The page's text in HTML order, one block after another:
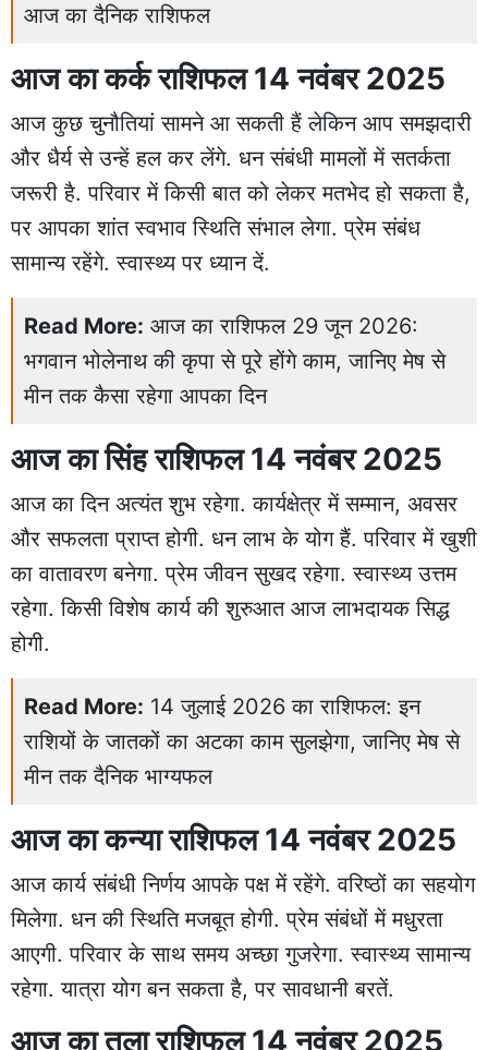
आज का दैनिक राशिफल
आज का कर्क राशिफल 14 नवंबर 2025
आज कुछ चुनौतियां सामने आ सकती हैं लेकिन आप समझदारी
और धैर्य से उन्हें हल कर लेंगे. धन संबंधी मामलों में सतर्कता
जरूरी है. परिवार में किसी बात को लेकर मतभेद हो सकता है,
पर आपका शांत स्वभाव स्थिति संभाल लेगा. प्रेम संबंध
सामान्य रहेंगे. स्वास्थ्य पर ध्यान दें.
Read More: आज का राशिफल 29 जून 2026:
भगवान भोलेनाथ की कृपा से पूरे होंगे काम, जानिए मेष से
मीन तक कैसा रहेगा आपका दिन
आज का सिंह राशिफल 14 नवंबर 2025
आज का दिन अत्यंत शुभ रहेगा. कार्यक्षेत्र में सम्मान, अवसर
और सफलता प्राप्त होगी. धन लाभ के योग हैं. परिवार में खुशी
का वातावरण बनेगा. प्रेम जीवन सुखद रहेगा. स्वास्थ्य उत्तम
रहेगा. किसी विशेष कार्य की शुरुआत आज लाभदायक सिद्ध
होगी.
Read More: 14 जुलाई 2026 का राशिफल: इन
राशियों के जातकों का अटका काम सुलझेगा, जानिए मेष से
मीन तक दैनिक भाग्यफल
आज का कन्या राशिफल 14 नवंबर 2025
आज कार्य संबंधी निर्णय आपके पक्ष में रहेंगे. वरिष्ठों का सहयोग
मिलेगा. धन की स्थिति मजबूत होगी. प्रेम संबंधों में मधुरता
आएगी. परिवार के साथ समय अच्छा गुजरेगा. स्वास्थ्य सामान्य
रहेगा. यात्रा योग बन सकता है, पर सावधानी बरतें.
आज का तुला राशिफल 14 नवंबर 2025